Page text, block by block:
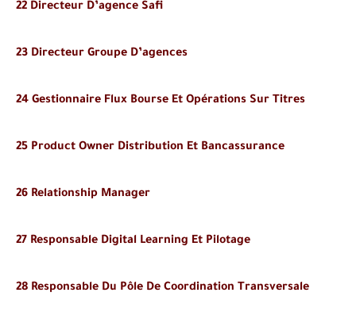
22 Directeur D’agence Safi
23 Directeur Groupe D’agences
24 Gestionnaire Flux Bourse Et Opérations Sur Titres
25 Product Owner Distribution Et Bancassurance
26 Relationship Manager
27 Responsable Digital Learning Et Pilotage
28 Responsable Du Pôle De Coordination Transversale